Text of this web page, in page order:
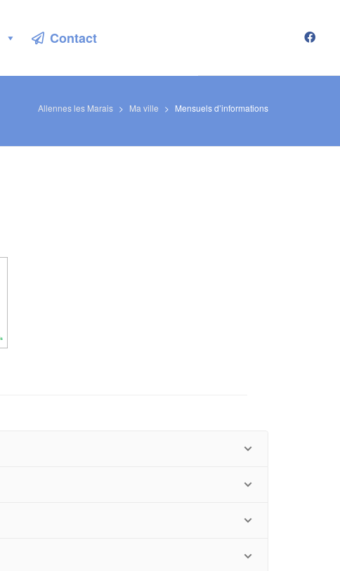
Contact
Allennes les Marais > Ma ville > Mensuels d’informations